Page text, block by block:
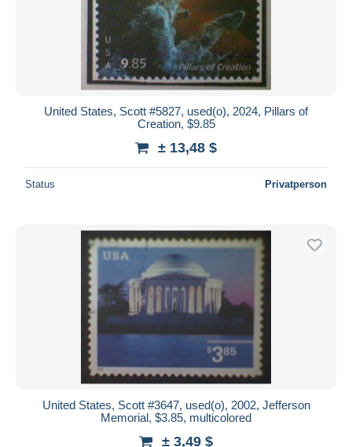
United States, Scott #5827, used(o), 2024, Pillars of
Creation, $9.85
± 13,48 $
Status Privatperson
United States, Scott #3647, used(o), 2002, Jefferson
Memorial, $3.85, multicolored
± 3,49 $